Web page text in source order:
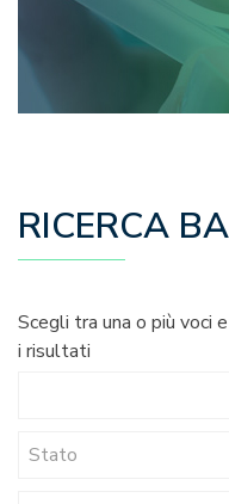
RICERCA
Scegli tra una o più voci
i risultati
Stato